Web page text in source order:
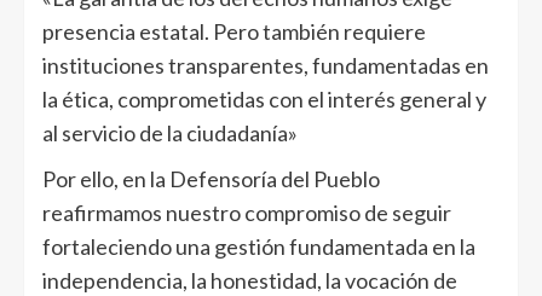
presencia estatal. Pero también requiere
instituciones transparentes, fundamentadas en
la ética, comprometidas con el interés general y
al servicio de la ciudadanía»
Por ello, en la Defensoría del Pueblo
reafirmamos nuestro compromiso de seguir
fortaleciendo una gestión fundamentada en la
independencia, la honestidad, la vocación de